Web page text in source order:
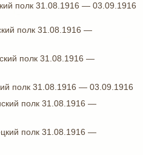
полк 31.08.1916 — 03.09.1916
полк 31.08.1916 —
полк 31.08.1916 —
полк 31.08.1916 — 03.09.1916
полк 31.08.1916 —
полк 31.08.1916 —